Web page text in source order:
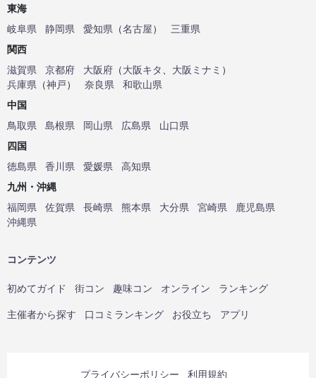
東海
岐阜県
静岡県 愛知県 （名古屋）
三重県
関西
滋賀県
京都府 大阪府 （大阪キタ 大阪ミナミ ）
兵庫県 （神戸） 奈良県
和歌山県
中国
鳥取県
島根県 岡山県 広島県
山口県
四国
徳島県
香川県 愛媛県
高知県
九州・沖縄
福岡県
佐賀県 長崎県 熊本県 大分県 宮崎県
鹿児島県
沖縄県
コンテンツ
初めてガイド 街コン 趣味コン オンライン ランキング
主催者から探す 口コミランキング お役立ち アプリ
プライバシーポリシー 利用規約